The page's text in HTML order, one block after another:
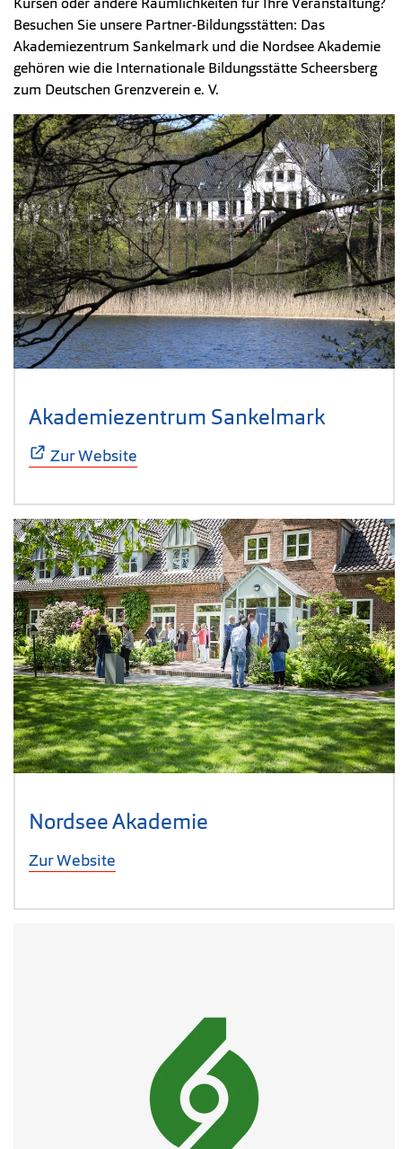
Besuchen Sie unsere Partner-Bildungsstätten: Das
Akademiezentrum Sankelmark und die Nordsee Akademie
gehören wie die Internationale Bildungsstätte Scheersberg
zum Deutschen Grenzverein e. V.
Akademiezentrum Sankelmark(Öffnet
Zur Website
Nordsee Akademie
Zur Website